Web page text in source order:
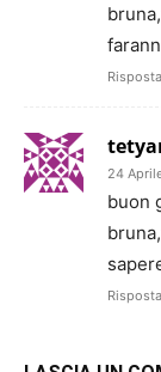
Risposta
24
buon
Risposta